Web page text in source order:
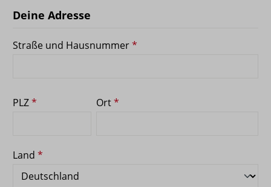
Deine Adresse
Straße und Hausnummer*
PLZ* Ort*
Land *